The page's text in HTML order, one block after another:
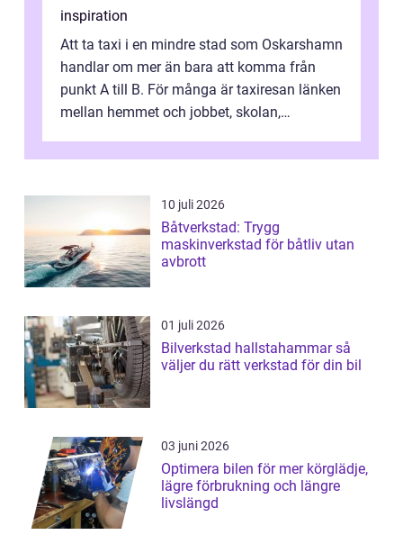
inspiration
Att ta taxi i en mindre stad som Oskarshamn
handlar om mer än bara att komma från
punkt A till B. För många är taxiresan länken
mellan hemmet och jobbet, skolan,
10 juli 2026
Båtverkstad: Trygg
maskinverkstad för båtliv utan
avbrott
01 juli 2026
Bilverkstad hallstahammar så
väljer du rätt verkstad för din bil
03 juni 2026
Optimera bilen för mer körglädje,
lägre förbrukning och längre
livslängd